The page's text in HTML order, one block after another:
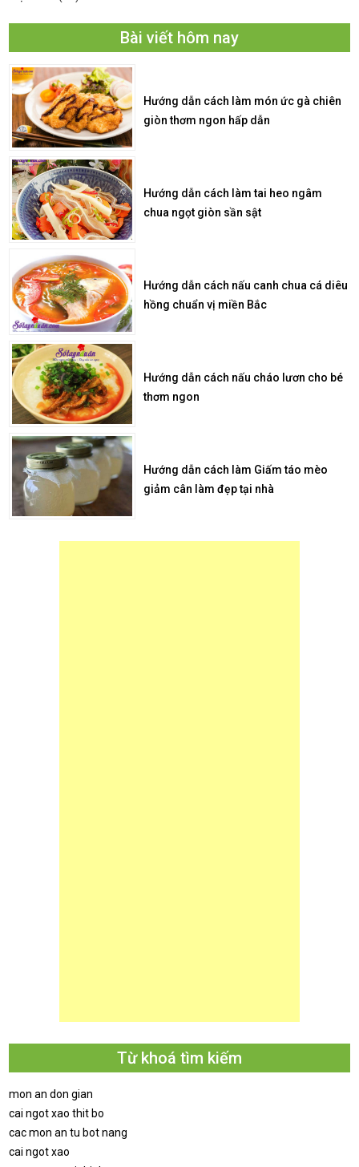
Bài viết hôm nay
Hướng dẫn cách làm món ức gà chiên
giòn thơm ngon hấp dẫn
Hướng dẫn cách làm tai heo ngâm
chua ngọt giòn sần sật
Hướng dẫn cách nấu canh chua cá diêu
hồng chuẩn vị miền Bắc
Hướng dẫn cách nấu cháo lươn cho bé
thơm ngon
Hướng dẫn cách làm Giấm táo mèo
giảm cân làm đẹp tại nhà
Từ khoá tìm kiếm
mon an don gian
cai ngot xao thit bo
cac mon an tu bot nang
cai ngot xao